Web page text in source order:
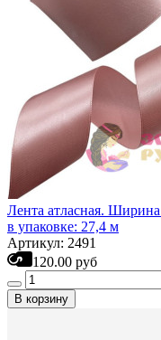
Лента атласная.
в упаковке: 27,4 м
Артикул: 2491
120.00 руб
В корзину